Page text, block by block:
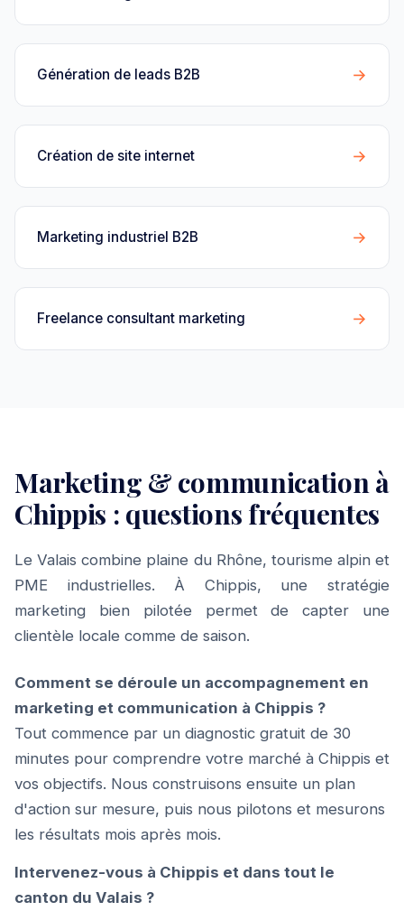
Génération de leads B2B →
Création de site internet →
Marketing industriel B2B →
Freelance consultant marketing →
Marketing & communication à
Chippis : questions fréquentes
Le Valais combine plaine du Rhône, tourisme alpin et
PME industrielles. À Chippis, une stratégie
marketing bien pilotée permet de capter une
clientèle locale comme de saison.
Comment se déroule un accompagnement en
marketing et communication à Chippis ?
Tout commence par un diagnostic gratuit de 30
minutes pour comprendre votre marché à Chippis et
vos objectifs. Nous construisons ensuite un plan
d'action sur mesure, puis nous pilotons et mesurons
les résultats mois après mois.
Intervenez-vous à Chippis et dans tout le
canton du Valais ?